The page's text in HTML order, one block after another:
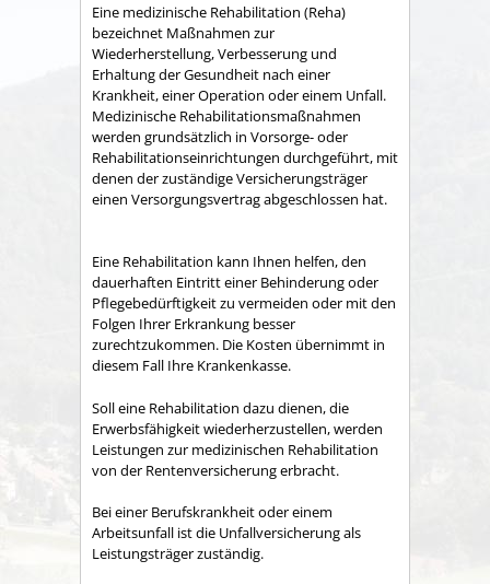
Eine medizinische Rehabilitation (Reha)
bezeichnet Maßnahmen zur
Wiederherstellung, Verbesserung und
Erhaltung der Gesundheit nach einer
Krankheit, einer Operation oder einem Unfall.
Medizinische Rehabilitationsmaßnahmen
werden grundsätzlich in Vorsorge- oder
Rehabilitationseinrichtungen durchgeführt, mit
denen der zuständige Versicherungsträger
einen Versorgungsvertrag abgeschlossen hat.
Eine Rehabilitation kann Ihnen helfen, den
dauerhaften Eintritt einer Behinderung oder
Pflegebedürftigkeit zu vermeiden oder mit den
Folgen Ihrer Erkrankung besser
zurechtzukommen. Die Kosten übernimmt in
diesem Fall Ihre Krankenkasse.
Soll eine Rehabilitation dazu dienen, die
Erwerbsfähigkeit wiederherzustellen, werden
Leistungen zur medizinischen Rehabilitation
von der Rentenversicherung erbracht.
Bei einer Berufskrankheit oder einem
Arbeitsunfall ist die Unfallversicherung als
Leistungsträger zuständig.